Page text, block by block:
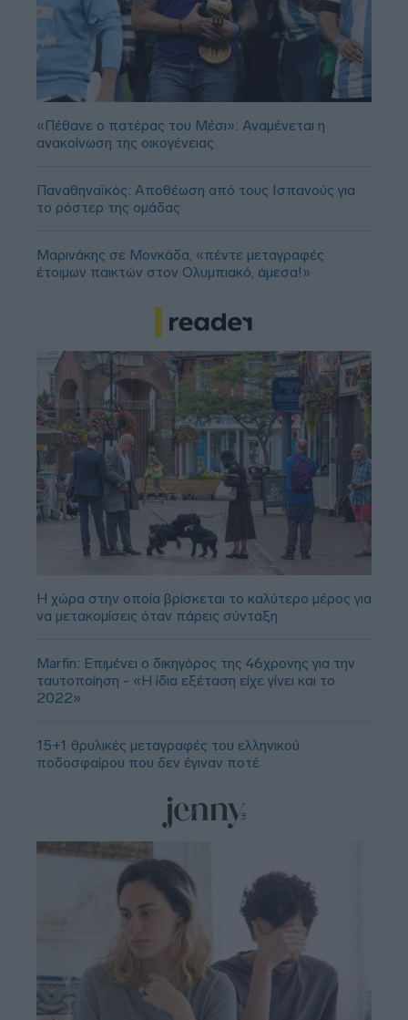
«Πέθανε ο πατέρας του Μέσι»: Αναμένεται η
ανακοίνωση της οικογένειας
Παναθηναϊκός: Αποθέωση από τους Ισπανούς για
το ρόστερ της ομάδας
Μαρινάκης σε Μονκάδα, «πέντε μεταγραφές
έτοιμων παικτών στον Ολυμπιακό, άμεσα!»
Η χώρα στην οποία βρίσκεται το καλύτερο μέρος για
να μετακομίσεις όταν πάρεις σύνταξη
Marfin: Επιμένει ο δικηγόρος της 46χρονης για την
ταυτοποίηση - «Η ίδια εξέταση είχε γίνει και το
2022»
15+1 θρυλικές μεταγραφές του ελληνικού
ποδοσφαίρου που δεν έγιναν ποτέ